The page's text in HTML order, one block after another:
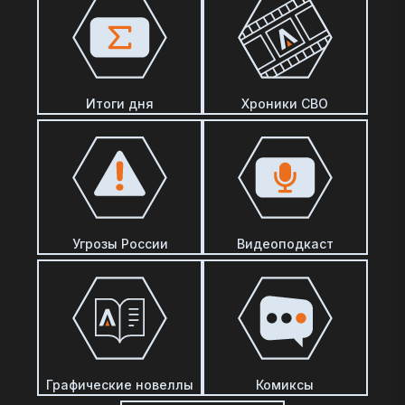
Итоги дня Хроники СВО
Угрозы России Видеоподкаст
Графические новеллы Комиксы